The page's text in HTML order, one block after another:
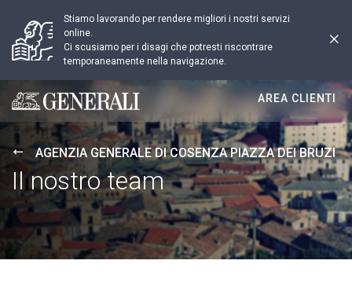
Stiamo lavorando per rendere migliori i nostri servizi
online.
Ci scusiamo per i disagi che potresti riscontrare
temporaneamente nella navigazione.
Generali logo
AREA CLIENTI
AGENZIA GENERALE DI COSENZA PIAZZA DEI BRUZI
Il nostro team